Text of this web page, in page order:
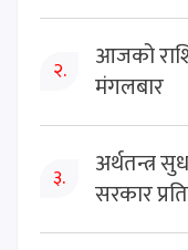
२.
आजको
मंगलबार
३.
अर्थतन्त्र
सरकार